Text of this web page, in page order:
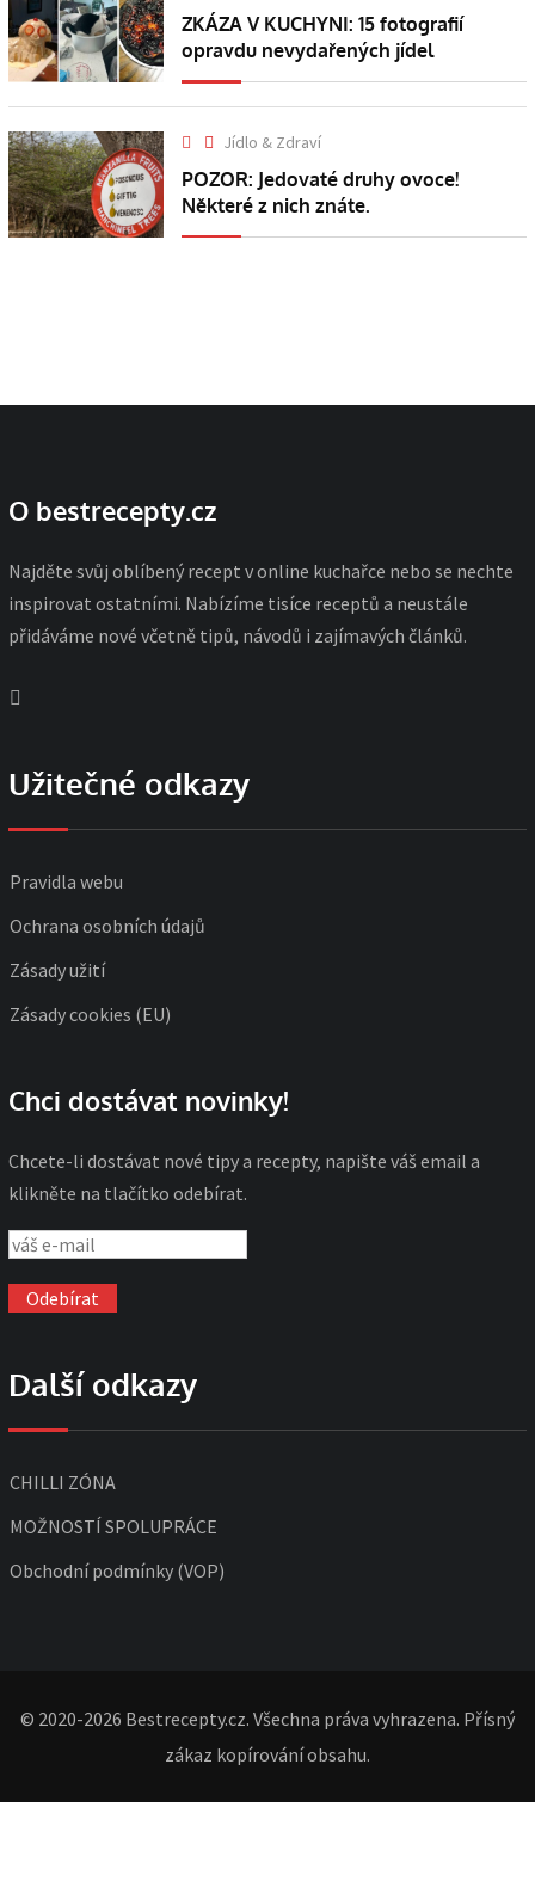
ZKÁZA V KUCHYNI: 15 fotografií
opravdu nevydařených jídel
Jídlo & Zdraví
POZOR: Jedovaté druhy ovoce!
Některé z nich znáte.
O bestrecepty.cz
Najděte svůj oblíbený recept v online kuchařce nebo se nechte
inspirovat ostatními. Nabízíme tisíce receptů a neustále
přidáváme nové včetně tipů, návodů i zajímavých článků.
Užitečné odkazy
Pravidla webu
Ochrana osobních údajů
Zásady užití
Zásady cookies (EU)
Chci dostávat novinky!
Chcete-li dostávat nové tipy a recepty, napište váš email a
klikněte na tlačítko odebírat.
Další odkazy
CHILLI ZÓNA
MOŽNOSTÍ SPOLUPRÁCE
Obchodní podmínky (VOP)
© 2020-2026 Bestrecepty.cz. Všechna práva vyhrazena. Přísný
zákaz kopírování obsahu.